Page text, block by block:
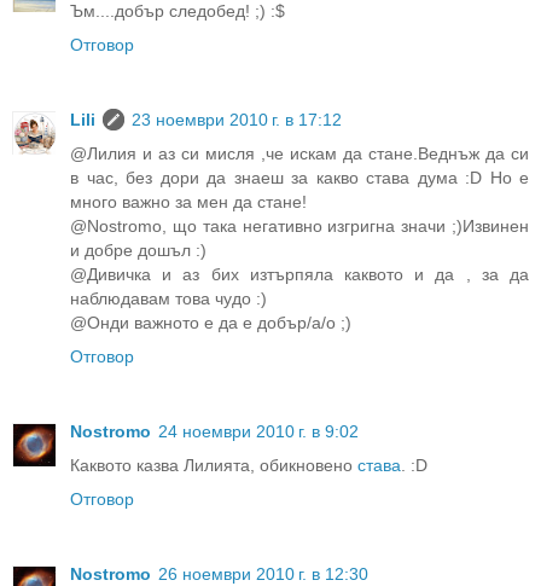
Ъм....добър следобед! ;) :$
Отговор
Lili
23 ноември 2010 г. в 17:12
@Лилия и аз си мисля ,че искам да стане.Веднъж да си
в час, без дори да знаеш за какво става дума :D Но е
много важно за мен да стане!
@Nostromo, що така негативно изгригна значи ;)Извинен
и добре дошъл :)
@Дивичка и аз бих изтърпяла каквото и да , за да
наблюдавам това чудо :)
@Онди важното е да е добър/а/о ;)
Отговор
Nostromo 24 ноември 2010 г. в 9:02
Каквото казва Лилията, обикновено става. :D
Отговор
Nostromo 26 ноември 2010 г. в 12:30